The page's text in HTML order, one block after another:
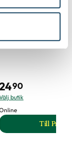
90
butik
Till